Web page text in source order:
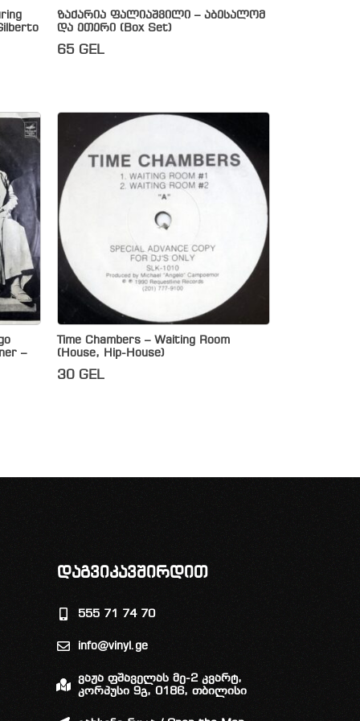
ზაქარია ფალიაშვილი – აბესალომ
და ეთერი (Box Set)
65 GEL
–
Time Chambers – Waiting Room
(House, Hip-House)
30 GEL
დაგვიკავშირდით
555 71 74 70
info@vinyl.ge
ვაჟა ფშაველას მე-2 კვარტ,
კორპუსი 9გ, 0186, თბილისი